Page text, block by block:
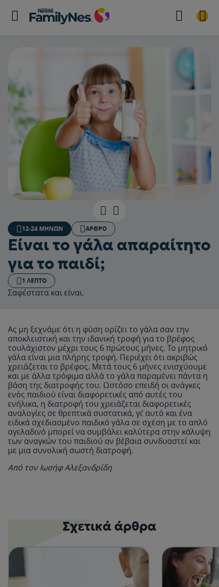
12-24 ΜΗΝΏΝ ΆΡΘΡΟ
Είναι το γάλα απαραίτητο
για το παιδί;
1 ΛΕΠΤΌ
Σαφέστατα και είναι.
Ας μη ξεχνάμε ότι η φύση ορίζει το γάλα σαν την
αποκλειστική και την ιδανική τροφή για το βρέφος
τουλάχιστον μέχρι τους 6 πρώτους μήνες. Το μητρικό
γάλα είναι μια πλήρης τροφή. Περιέχει ότι ακριβώς
χρειάζεται το βρέφος. Μετά τους 6 μήνες ενισχύουμε
και με άλλα τρόφιμα αλλά το γάλα παραμένει πάντα η
βάση της διατροφής του. Ωστόσο επειδή οι ανάγκες
ενός παιδιού είναι διαφορετικές από αυτές του
ενήλικα, η διατροφή του χρειάζεται διαφορετικές
αναλογίες σε θρεπτικά συστατικά, γι’ αυτό και ένα
ειδικά σχεδιασμένο παιδικό γάλα σε σχέση με το απλό
αγελαδινό μπορεί να συμβάλει καλύτερα στην κάλυψη
των αναγκών του παιδιού αν βέβαια συνδυαστεί και
με μια συνολική σωστή διατροφή.
Από τον Ιωσήφ Αλεξανδρίδη
Σχετικά άρθρα